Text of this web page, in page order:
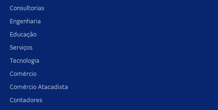
Consultorias
Engenharia
Educação
Serviços
Tecnologia
Comércio
Comércio Atacadista
Contadores